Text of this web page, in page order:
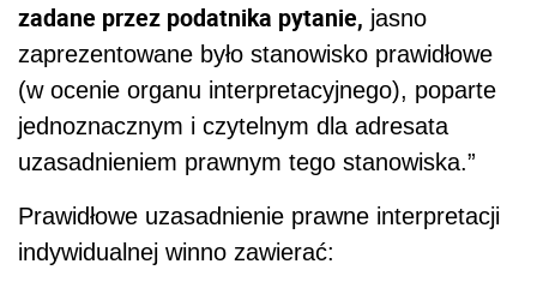
zadane przez podatnika pytanie, jasno
zaprezentowane było stanowisko prawidłowe
(w ocenie organu interpretacyjnego), poparte
jednoznacznym i czytelnym dla adresata
uzasadnieniem prawnym tego stanowiska.”
Prawidłowe uzasadnienie prawne interpretacji
indywidualnej winno zawierać: